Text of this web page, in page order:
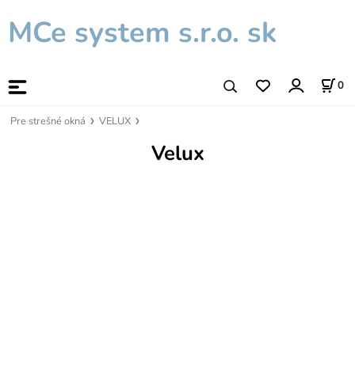
MCe system s.r.o. sk
0
Pre strešné okná VELUX
Velux